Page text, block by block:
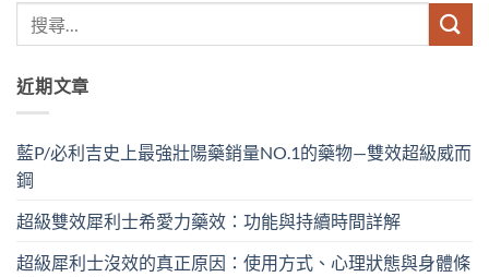
近期文章
藍P/必利吉史上最強壯陽藥銷量NO.1的藥物—雙效超級威而
鋼
超級雙效犀利士希愛力藥效：功能與持續時間詳解
超級犀利士沒效的真正原因：使用方式、心理狀態與身體條